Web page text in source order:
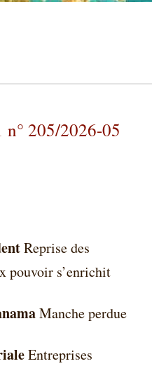
n° 205/2026-05
Reprise des
pouvoir s’enrichit
Manche perdue
Entreprises